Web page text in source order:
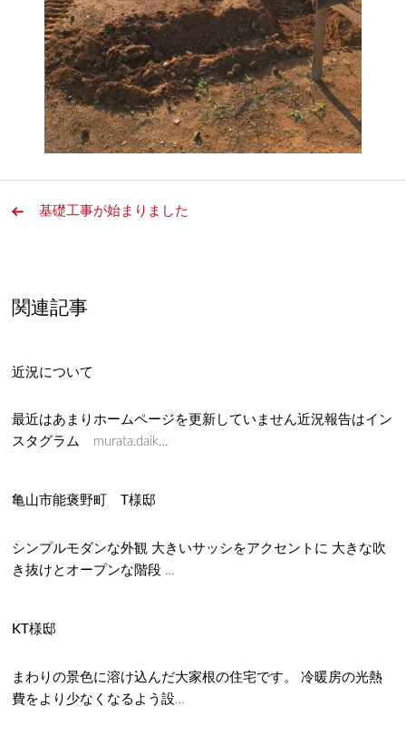
基礎工事が始まりました
関連記事
近況について
最近はあまりホームページを更新していません近況報告はイン
スタグラム murata.daik…
亀山市能褒野町 T様邸
シンプルモダンな外観 大きいサッシをアクセントに 大きな吹
き抜けとオープンな階段 …
KT様邸
まわりの景色に溶け込んだ大家根の住宅です。 冷暖房の光熱
費をより少なくなるよう設…